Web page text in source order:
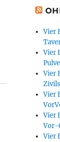
Vier
Vier
Vier
Vier
Vier
Vor-
Vier